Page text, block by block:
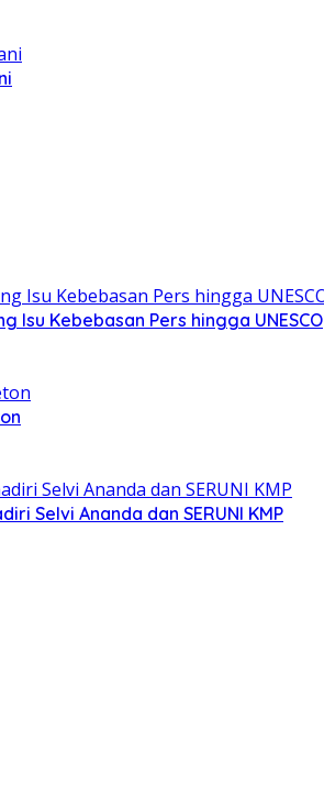
Isu Kebebasan Pers hingga UNESCO
Selvi Ananda dan SERUNI KMP